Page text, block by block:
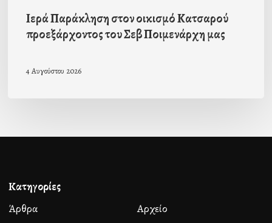
Ιερά Παράκληση στον οικισμό Κατσαρού
προεξάρχοντος του Σεβ Ποιμενάρχη μας
4 Αυγούστου 2026
Κατηγορίες
Άρθρα
Αρχείο